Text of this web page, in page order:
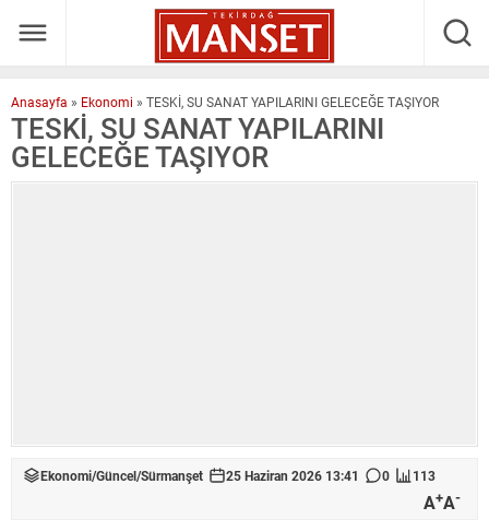
Anasayfa » Ekonomi » TESKİ, SU SANAT YAPILARINI GELECEĞE TAŞIYOR
TESKİ, SU SANAT YAPILARINI
GELECEĞE TAŞIYOR
Ekonomi/Güncel/Sürmanşet 25 Haziran 2026 13:41 0 113
A+A-